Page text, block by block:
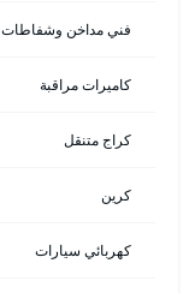
فني مداخن وشفاطات
كاميرات مراقبة
كراج متنقل
كرين
كهربائي سيارات